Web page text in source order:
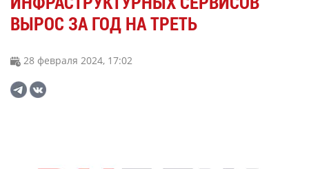
ВЫРОС ЗА ГОД НА ТРЕТЬ
28 февраля 2024, 17:02